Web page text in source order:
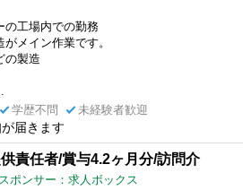
の工場内での勤務
メイン作業です。
の製造
学歴不問 未経験者歓迎
届きます
責任者/賞与4.2ヶ月分/訪問介
スポンサー：求人ボックス